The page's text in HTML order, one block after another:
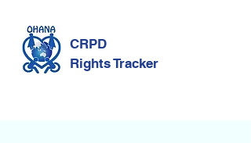
CRPD
Rights Tracker